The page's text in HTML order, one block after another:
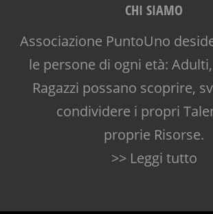
CHI SIAMO
Associazione PuntoUno
le persone di ogni età:
Ragazzi possano scoprire,
condividere i propri
proprie Risorse.
>> Leggi tutto